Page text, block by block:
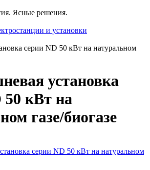
Ясные решения.
и установки
серии ND 50 кВт на натуральном
установка
50 кВт на
газе/биогазе